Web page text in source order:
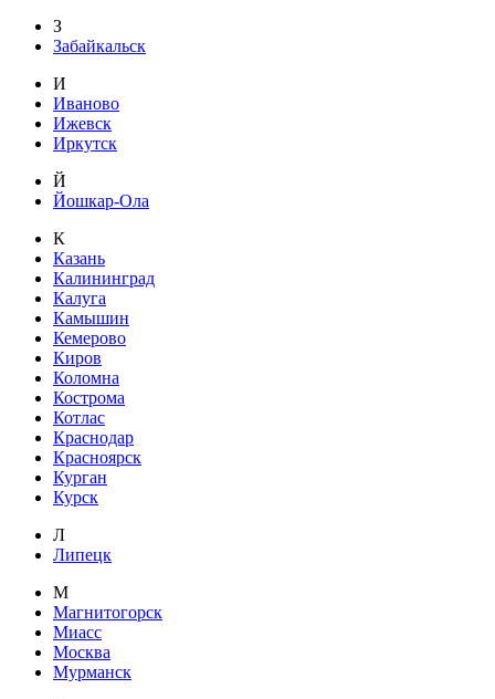
З
Забайкальск
И
Иваново
Ижевск
Иркутск
Й
Йошкар-Ола
К
Казань
Калининград
Калуга
Камышин
Кемерово
Киров
Коломна
Кострома
Котлас
Краснодар
Красноярск
Курган
Курск
Л
Липецк
М
Магнитогорск
Миасс
Москва
Мурманск